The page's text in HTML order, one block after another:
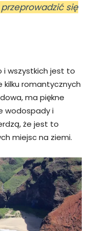
się
i wszystkich jest to
romantycznych
ma piękne
wodospady i
że jest to
miejsc na ziemi.